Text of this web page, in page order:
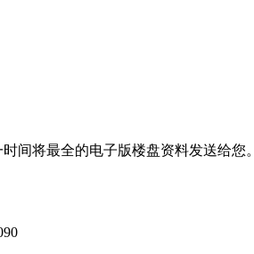
间将最全的电子版楼盘资料发送给您。